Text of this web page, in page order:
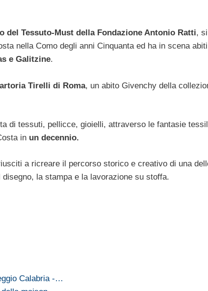
del Tessuto-Must della Fondazione Antonio Ratti,
nella Como degli anni Cinquanta ed ha in scena
e Galitzine.
Tirelli di Roma, un abito Givenchy della
di tessuti, pellicce, gioielli, attraverso le fantasie
in un decennio.
a ricreare il percorso storico e creativo di una
la stampa e la lavorazione su stoffa.
Calabria -…